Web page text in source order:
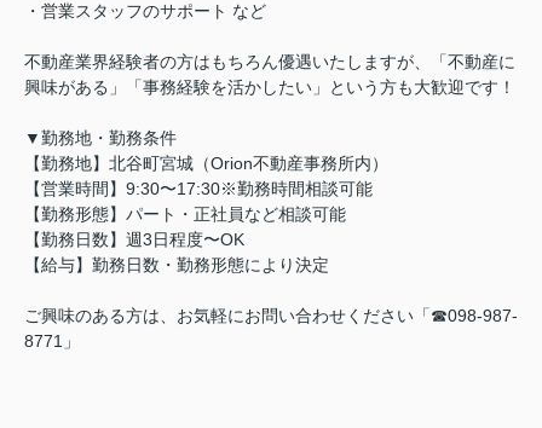
・営業スタッフのサポート など
不動産業界経験者の方はもちろん優遇いたしますが、
「不動産に
興味がある」「事務経験を活かしたい」という方も大歓迎です！
▼勤務地・勤務条件
【勤務地】北谷町宮城（Orion不動産事務所内）
【営業時間】9:30〜17:30※勤務時間相談可能
【勤務形態】パート・正社員など相談可能
【勤務日数】週3日程度〜OK
【給与】勤務日数・勤務形態により決定
ご興味のある方は、 お気軽にお問い合わせください「☎098-987-
8771」